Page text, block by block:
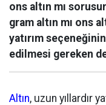
ons altın mı
gram altın mı ons
yatırım
edilmesi gereken
Altın, uzun yıllardır